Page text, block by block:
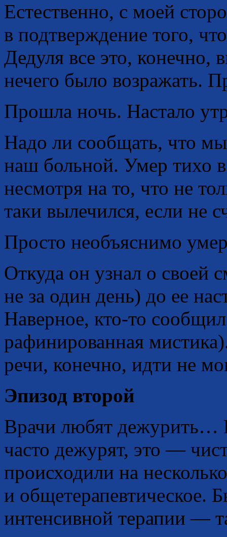
Естественно, с моей
в подтверждение того,
Дедуля все это, конечно,
нечего было возражать.
Прошла ночь. Настало
Надо ли сообщать, что
наш больной. Умер тихо
несмотря на то, что не
таки вылечился, если не
Просто необъяснимо
Откуда он узнал о своей
не за один день) до ее
Наверное, кто-то
рафинированная
речи, конечно, идти не
Эпизод второй
Врачи любят дежурить…
часто дежурят, это —
происходили на
и общетерапевтическое.
интенсивной терапии —